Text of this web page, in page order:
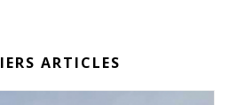
ARTICLES